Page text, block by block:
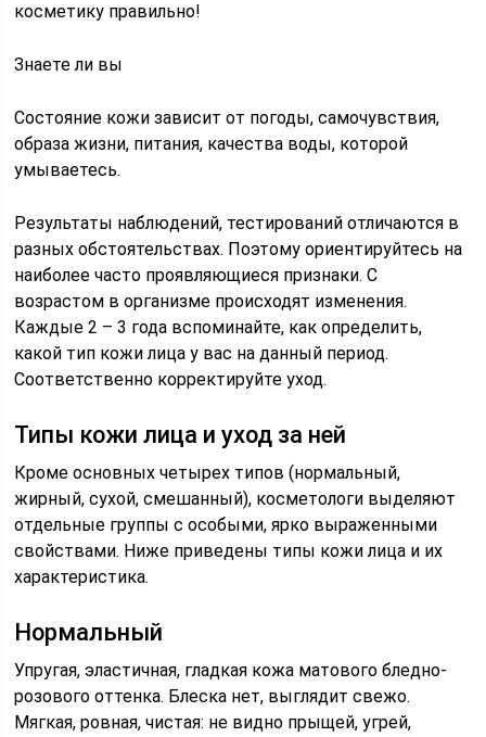
косметику правильно!
Знаете ли вы
Состояние кожи зависит от погоды, самочувствия,
образа жизни, питания, качества воды, которой
умываетесь.
Результаты наблюдений, тестирований отличаются в
разных обстоятельствах. Поэтому ориентируйтесь на
наиболее часто проявляющиеся признаки. С
возрастом в организме происходят изменения.
Каждые 2 – 3 года вспоминайте, как определить,
какой тип кожи лица у вас на данный период.
Соответственно корректируйте уход.
Типы кожи лица и уход за ней
Кроме основных четырех типов (нормальный,
жирный, сухой, смешанный), косметологи выделяют
отдельные группы с особыми, ярко выраженными
свойствами. Ниже приведены типы кожи лица и их
характеристика.
Нормальный
Упругая, эластичная, гладкая кожа матового бледно-
розового оттенка. Блеска нет, выглядит свежо.
Мягкая, ровная, чистая: не видно прыщей, угрей,